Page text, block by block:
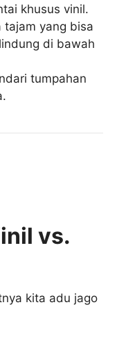
khusus vinil.
tajam yang bisa
di bawah
tumpahan
vs.
kita adu jago